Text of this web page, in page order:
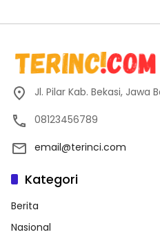
Jl. Pilar Kab. Bekasi, Jawa
08123456789
email@terinci.com
Kategori
Berita
Nasional